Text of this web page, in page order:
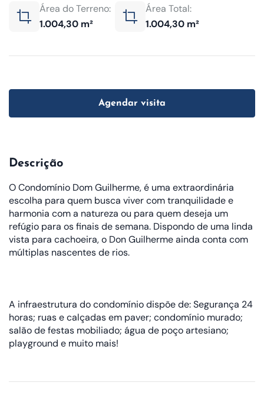
Área do Terreno:
1.004,30 m²
Área Total:
1.004,30 m²
Agendar visita
Descrição
O Condomínio Dom Guilherme, é uma extraordinária
escolha para quem busca viver com tranquilidade e
harmonia com a natureza ou para quem deseja um
refúgio para os finais de semana. Dispondo de uma linda
vista para cachoeira, o Don Guilherme ainda conta com
múltiplas nascentes de rios.
A infraestrutura do condomínio dispõe de: Segurança 24
horas; ruas e calçadas em paver; condomínio murado;
salão de festas mobiliado; água de poço artesiano;
playground e muito mais!